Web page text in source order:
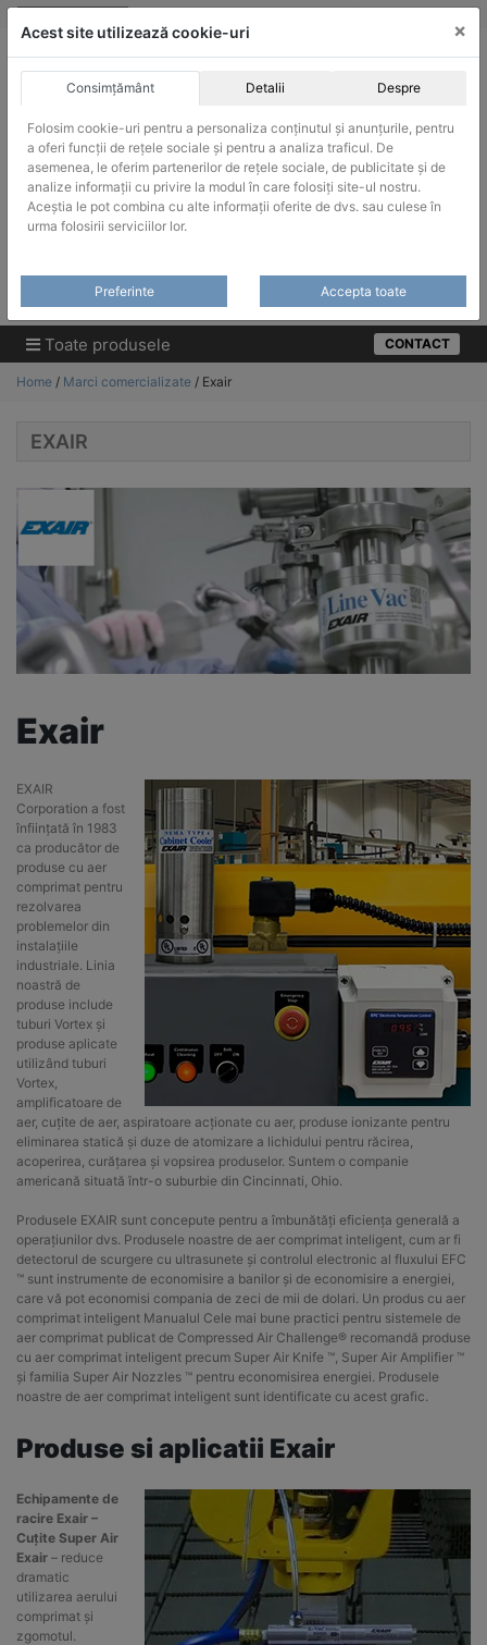
Skip
ACHIZITII PUBLICE
Produsele pot fi achizitionate si in sistemul SEAP / SICAP
Products
Toate produsele CONTACT
Home / Marci comercializate / Exair
EXAIR
Exair
EXAIR
Corporation a fost
înființată în 1983
ca producător de
produse cu aer
comprimat pentru
rezolvarea
problemelor din
instalațiile
industriale. Linia
noastră de
produse include
tuburi Vortex și
produse aplicate
utilizând tuburi
Vortex,
amplificatoare de
aer, cuțite de aer, aspiratoare acționate cu aer, produse ionizante pentru
eliminarea statică și duze de atomizare a lichidului pentru răcirea,
acoperirea, curățarea și vopsirea produselor. Suntem o companie
americană situată într-o suburbie din Cincinnati, Ohio.
Produsele EXAIR sunt concepute pentru a îmbunătăți eficiența generală a
operațiunilor dvs. Produsele noastre de aer comprimat inteligent, cum ar fi
detectorul de scurgere cu ultrasunete și controlul electronic al fluxului EFC
™ sunt instrumente de economisire a banilor și de economisire a energiei,
care vă pot economisi compania de zeci de mii de dolari. Un produs cu aer
comprimat inteligent Manualul Cele mai bune practici pentru sistemele de
aer comprimat publicat de Compressed Air Challenge® recomandă produse
cu aer comprimat inteligent precum Super Air Knife ™, Super Air Amplifier ™
și familia Super Air Nozzles ™ pentru economisirea energiei. Produsele
noastre de aer comprimat inteligent sunt identificate cu acest grafic.
Produse si aplicatii Exair
Echipamente de
racire Exair –
Cuțite Super Air
Exair – reduce
dramatic
utilizarea aerului
comprimat și
zgomotul.
Acest site utilizează cookie-uri ×
Consimțământ Detalii Despre
Folosim cookie-uri pentru a personaliza conținutul și anunțurile, pentru
a oferi funcții de rețele sociale și pentru a analiza traficul. De
asemenea, le oferim partenerilor de rețele sociale, de publicitate și de
analize informații cu privire la modul în care folosiți site-ul nostru.
Aceștia le pot combina cu alte informații oferite de dvs. sau culese în
urma folosirii serviciilor lor.
Preferinte Accepta toate